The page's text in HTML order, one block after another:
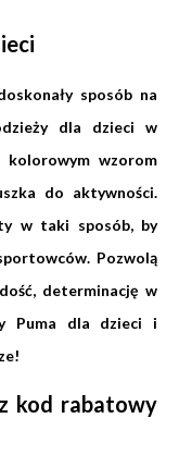
sposób na
dla dzieci w
kolorowym wzorom
do aktywności.
w taki sposób, by
Pozwolą
determinację w
Puma dla dzieci i
kod rabatowy